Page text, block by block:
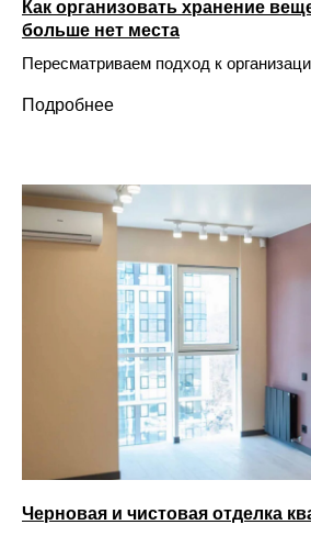
Как организовать хранение
больше нет места
Пересматриваем подход к
Подробнее
Черновая и чистовая отделка